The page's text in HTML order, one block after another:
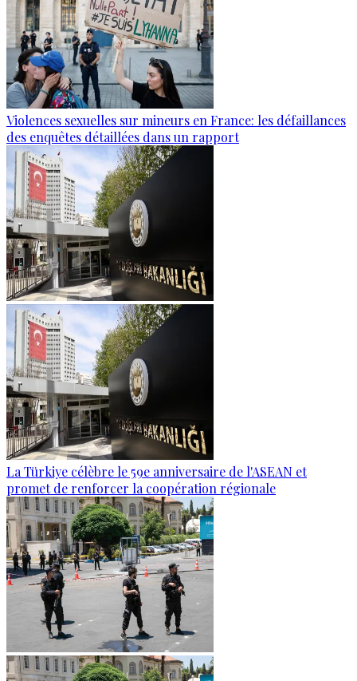
Violences sexuelles sur mineurs en France: les défaillances
des enquêtes détaillées dans un rapport
La Türkiye célèbre le 59e anniversaire de l'ASEAN et
promet de renforcer la coopération régionale